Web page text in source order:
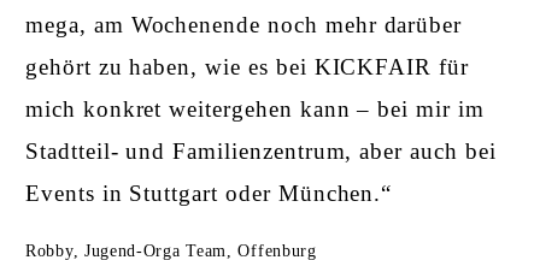
mega, am Wochenende noch mehr darüber
gehört zu haben, wie es bei KICKFAIR für
mich konkret weitergehen kann – bei mir im
Stadtteil- und Familienzentrum, aber auch bei
Events in Stuttgart oder München.“
Robby, Jugend-Orga Team, Offenburg